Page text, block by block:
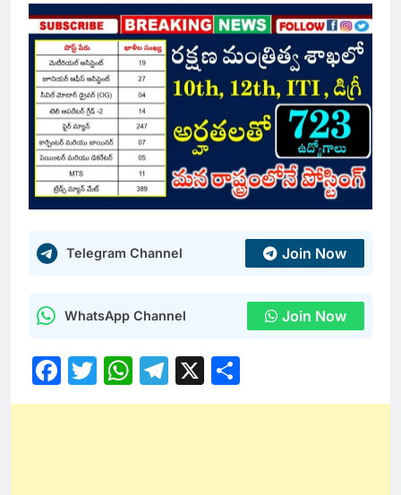
Telegram Channel Join Now
WhatsApp Channel Join Now
Facebook
Twitter
WhatsApp
Telegram
X